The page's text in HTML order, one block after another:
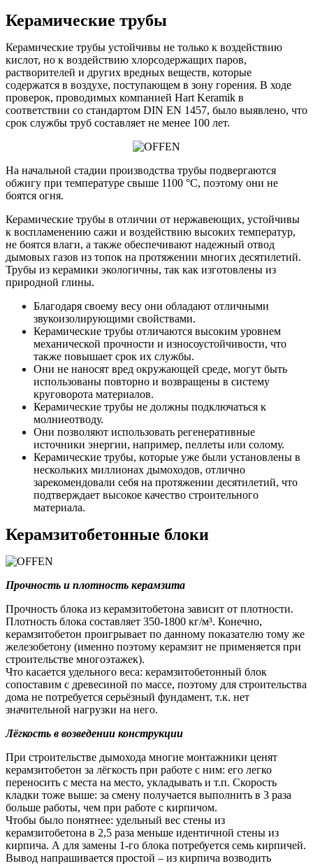
Керамические трубы
Керамические трубы устойчивы не только к воздействию
кислот, но к воздействию хлорсодержащих паров,
растворителей и других вредных веществ, которые
содержатся в воздухе, поступающем в зону горения. В ходе
проверок, проводимых компанией Hart Keramik в
соответствии со стандартом DIN EN 1457, было выявлено, что
срок службы труб составляет не менее 100 лет.
На начальной стадии производства трубы подвергаются
обжигу при температуре свыше 1100 °C, поэтому они не
боятся огня.
Керамические трубы в отличии от нержавеющих, устойчивы
к воспламенению сажи и воздействию высоких температур,
не боятся влаги, а также обеспечивают надежный отвод
дымовых газов из топок на протяжении многих десятилетий.
Трубы из керамики экологичны, так как изготовлены из
природной глины.
Благодаря своему весу они обладают отличными
звукоизолирующими свойствами.
Керамические трубы отличаются высоким уровнем
механической прочности и износоустойчивости, что
также повышает срок их службы.
Они не наносят вред окружающей среде, могут быть
использованы повторно и возвращены в систему
круговорота материалов.
Керамические трубы не должны подключаться к
молниеотводу.
Они позволяют использовать регенеративные
источники энергии, например, пеллеты или солому.
Керамические трубы, которые уже были установлены в
нескольких миллионах дымоходов, отлично
зарекомендовали себя на протяжении десятилетий, что
подтверждает высокое качество строительного
материала.
Керамзитобетонные блоки
Прочность и плотность керамзита
Прочность блока из керамзитобетона зависит от плотности.
Плотность блока составляет 350-1800 кг/м³. Конечно,
керамзитобетон проигрывает по данному показателю тому же
железобетону (именно поэтому керамзит не применяется при
строительстве многоэтажек).
Что касается удельного веса: керамзитобетонный блок
сопоставим с древесиной по массе, поэтому для строительства
дома не потребуется серьёзный фундамент, т.к. нет
значительной нагрузки на него.
Лёгкость в возведении конструкции
При строительстве дымохода многие монтажники ценят
керамзитобетон за лёгкость при работе с ним: его легко
переносить с места на место, укладывать и т.п. Скорость
кладки тоже выше: за смену получается выполнить в 3 раза
больше работы, чем при работе с кирпичом.
Чтобы было понятнее: удельный вес стены из
керамзитобетона в 2,5 раза меньше идентичной стены из
кирпича. А для замены 1-го блока потребуется семь кирпичей.
Вывод напрашивается простой – из кирпича возводить